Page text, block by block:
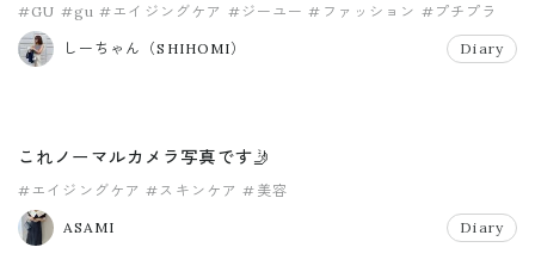
#GU #gu #エイジングケア #ジーユー #ファッション #プチプラ
しーちゃん（SHIHOMI） Diary
これノーマルカメラ写真です🤳
#エイジングケア #スキンケア #美容
ASAMI Diary